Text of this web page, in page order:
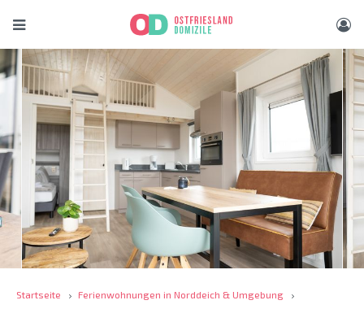
Startseite
Ferienwohnungen in Norddeich & Umgebung